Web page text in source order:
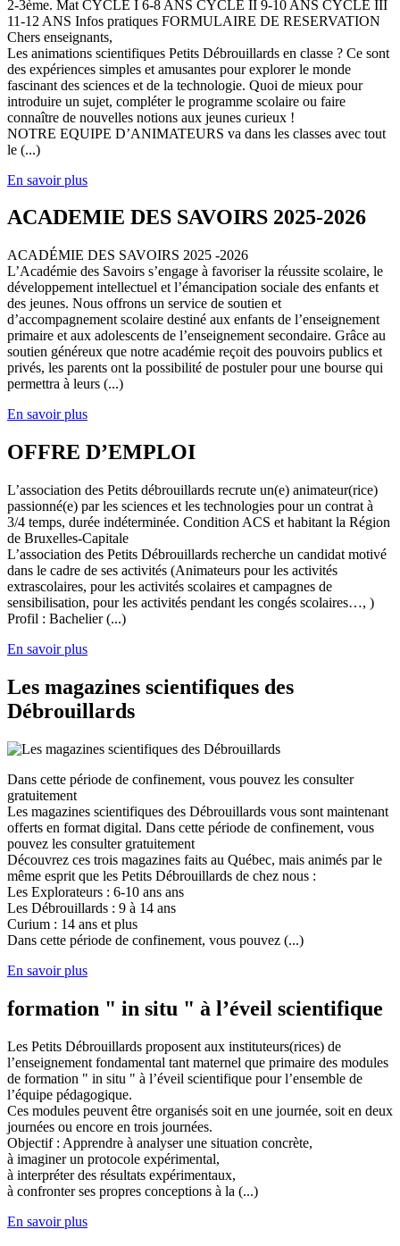
2-3ème. Mat CYCLE I 6-8 ANS CYCLE II 9-10 ANS CYCLE III
11-12 ANS Infos pratiques FORMULAIRE DE RESERVATION
Chers enseignants,
Les animations scientifiques Petits Débrouillards en classe ? Ce sont
des expériences simples et amusantes pour explorer le monde
fascinant des sciences et de la technologie. Quoi de mieux pour
introduire un sujet, compléter le programme scolaire ou faire
connaître de nouvelles notions aux jeunes curieux !
NOTRE EQUIPE D’ANIMATEURS va dans les classes avec tout
le (...)
En savoir plus
ACADEMIE DES SAVOIRS 2025-2026
ACADÉMIE DES SAVOIRS 2025 -2026
L’Académie des Savoirs s’engage à favoriser la réussite scolaire, le
développement intellectuel et l’émancipation sociale des enfants et
des jeunes. Nous offrons un service de soutien et
d’accompagnement scolaire destiné aux enfants de l’enseignement
primaire et aux adolescents de l’enseignement secondaire. Grâce au
soutien généreux que notre académie reçoit des pouvoirs publics et
privés, les parents ont la possibilité de postuler pour une bourse qui
permettra à leurs (...)
En savoir plus
OFFRE D’EMPLOI
L’association des Petits débrouillards recrute un(e) animateur(rice)
passionné(e) par les sciences et les technologies pour un contrat à
3/4 temps, durée indéterminée. Condition ACS et habitant la Région
de Bruxelles-Capitale
L’association des Petits Débrouillards recherche un candidat motivé
dans le cadre de ses activités (Animateurs pour les activités
extrascolaires, pour les activités scolaires et campagnes de
sensibilisation, pour les activités pendant les congés scolaires…, )
Profil : Bachelier (...)
En savoir plus
Les magazines scientifiques des
Débrouillards
Dans cette période de confinement, vous pouvez les consulter
gratuitement
Les magazines scientifiques des Débrouillards vous sont maintenant
offerts en format digital. Dans cette période de confinement, vous
pouvez les consulter gratuitement
Découvrez ces trois magazines faits au Québec, mais animés par le
même esprit que les Petits Débrouillards de chez nous :
Les Explorateurs : 6-10 ans ans
Les Débrouillards : 9 à 14 ans
Curium : 14 ans et plus
Dans cette période de confinement, vous pouvez (...)
En savoir plus
formation " in situ " à l’éveil scientifique
Les Petits Débrouillards proposent aux instituteurs(rices) de
l’enseignement fondamental tant maternel que primaire des modules
de formation " in situ " à l’éveil scientifique pour l’ensemble de
l’équipe pédagogique.
Ces modules peuvent être organisés soit en une journée, soit en deux
journées ou encore en trois journées.
Objectif : Apprendre à analyser une situation concrète,
à imaginer un protocole expérimental,
à interpréter des résultats expérimentaux,
à confronter ses propres conceptions à la (...)
En savoir plus